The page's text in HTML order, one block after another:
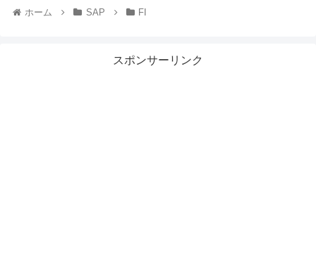
ホーム SAP FI
スポンサーリンク